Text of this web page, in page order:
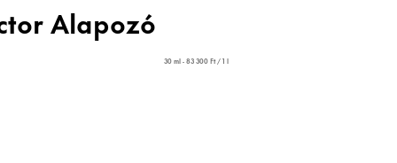
Alapozó
30 ml - 83 300 Ft / 1 l